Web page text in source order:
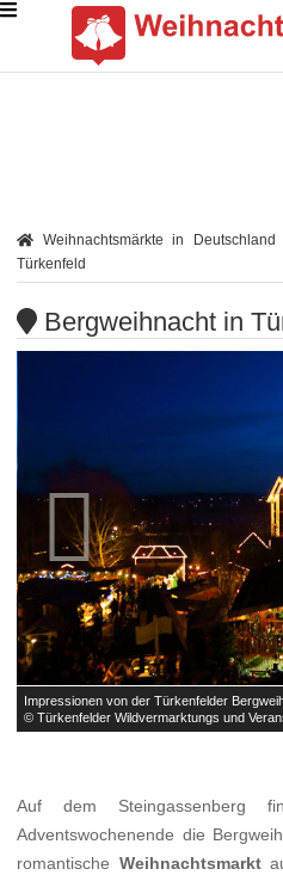
Weihnachtsmärkte in Deutschland
Türkenfeld
Bergweihnacht in
Impressionen von der Türkenfelder
© Türkenfelder Wildvermarktungs und

Auf dem
Adventswochenende die
romantische Weihnachtsmarkt